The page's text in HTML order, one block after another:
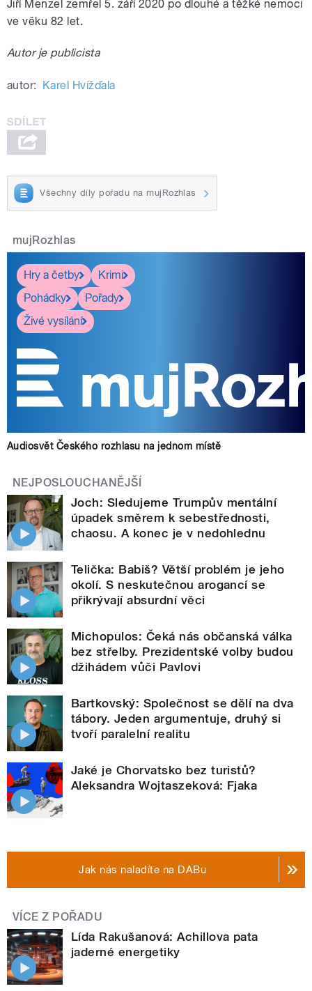
Jiří Menzel zemřel 5. září 2020 po dlouhé a těžké nemoci
ve věku 82 let.
Autor je publicista
autor: Karel Hvížďala
Všechny díly pořadu na mujRozhlas
mujRozhlas
Hry a četby
Krimi
Pohádky
Pořady
Živé vysílání
Audiosvět Českého rozhlasu na jednom místě
NEJPOSLOUCHANĚJŠÍ
Joch: Sledujeme Trumpův mentální
úpadek směrem k sebestřednosti,
chaosu. A konec je v nedohlednu
Telička: Babiš? Větší problém je jeho
okolí. S neskutečnou arogancí se
přikrývají absurdní věci
Michopulos: Čeká nás občanská válka
bez střelby. Prezidentské volby budou
džihádem vůči Pavlovi
Bartkovský: Společnost se dělí na dva
tábory. Jeden argumentuje, druhý si
tvoří paralelní realitu
Jaké je Chorvatsko bez turistů?
Aleksandra Wojtaszeková: Fjaka
Jak nás naladíte na DABu
VÍCE Z POŘADU
Lída Rakušanová: Achillova pata
jaderné energetiky